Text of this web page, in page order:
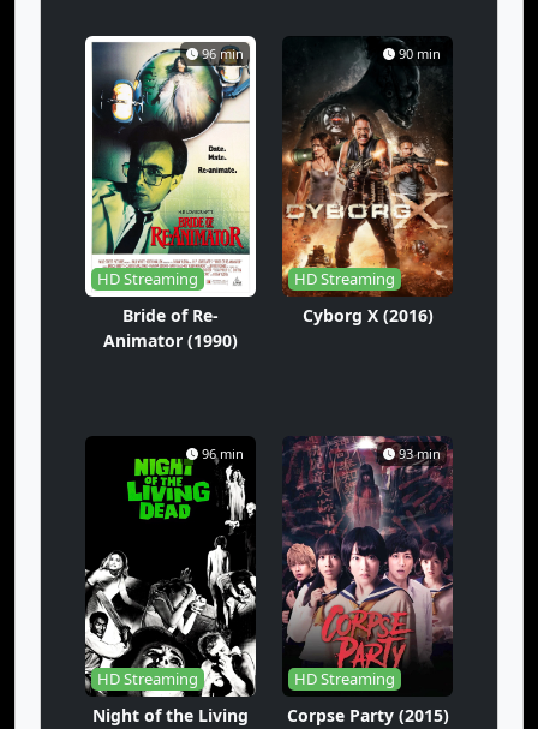
96 min
HD Streaming
Bride of Re-
Animator (1990)
90 min
HD Streaming
Cyborg X (2016)
96 min
HD Streaming
Night of the Living
93 min
HD Streaming
Corpse Party (2015)